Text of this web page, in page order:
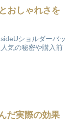
おしゃれさを
ショルダーバッ
気の秘密や購入前
だ実際の効果